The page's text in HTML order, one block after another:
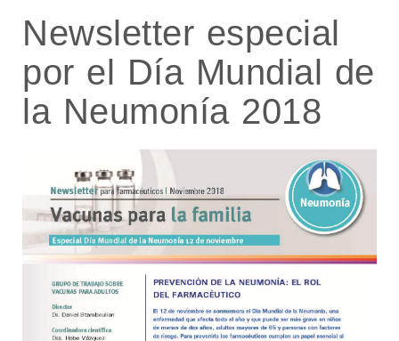
Newsletter especial
por el Día Mundial de
la Neumonía 2018